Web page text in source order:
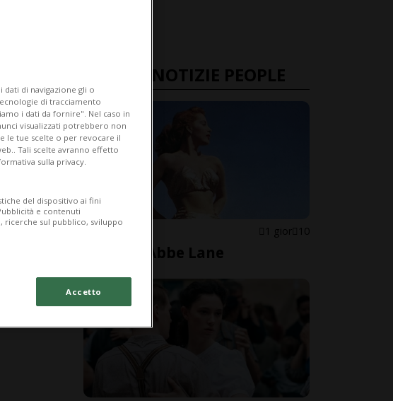
ULTIME NOTIZIE PEOPLE
STATI UNITI 1 gior 10
È morta Abbe Lane
di navigazione gli o
di tracciamento
i dati da fornire". Nel caso in
visualizzati potrebbero non
le tue scelte o per revocare il
Tali scelte avranno effetto
sulla privacy.
del dispositivo ai fini
e contenuti
ricerche sul pubblico, sviluppo
Accetto